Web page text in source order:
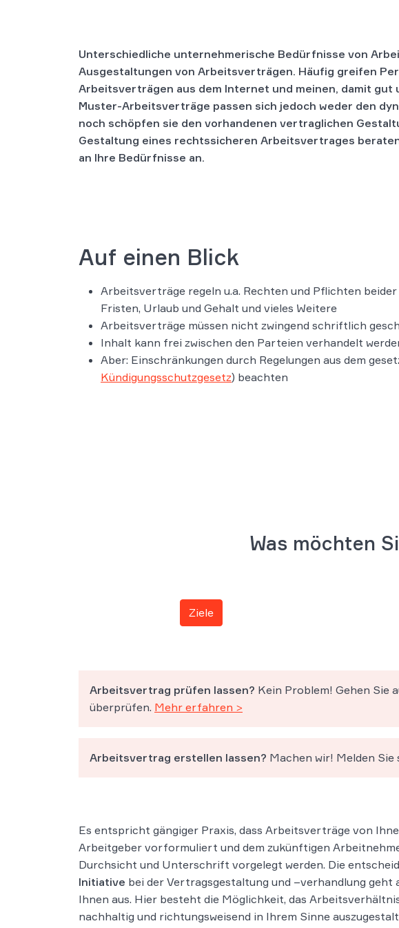
Unterschiedliche unternehmerische Bedürfnisse von
Ausgestaltungen von Arbeitsverträgen. Häufig greifen
Arbeitsverträgen aus dem Internet und meinen, damit gut
Muster-Arbeitsverträge passen sich jedoch weder den
noch schöpfen sie den vorhandenen vertraglichen
Gestaltung eines rechtssicheren Arbeitsvertrages
an Ihre Bedürfnisse an.
Auf einen Blick
Arbeitsverträge regeln u.a. Rechten und Pflichten
Fristen, Urlaub und Gehalt und vieles Weitere
Arbeitsverträge müssen nicht zwingend schriftlich
Inhalt kann frei zwischen den Parteien verhandelt
Aber: Einschränkungen durch Regelungen aus dem
Kündigungsschutzgesetz) beachten
Was möchten
Ziele
Arbeitsvertrag prüfen lassen? Kein Problem! Gehen Sie
überprüfen. Mehr erfahren >
Arbeitsvertrag erstellen lassen? Machen wir! Melden Sie
Es entspricht gängiger Praxis, dass Arbeitsverträge von
Arbeitgeber vorformuliert und dem zukünftigen
Durchsicht und Unterschrift vorgelegt werden. Die
Initiative bei der Vertragsgestaltung und –verhandlung geht
Ihnen aus. Hier besteht die Möglichkeit, das
nachhaltig und richtungsweisend in Ihrem Sinne